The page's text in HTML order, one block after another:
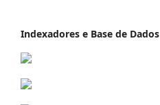
Indexadores e Base de Dados